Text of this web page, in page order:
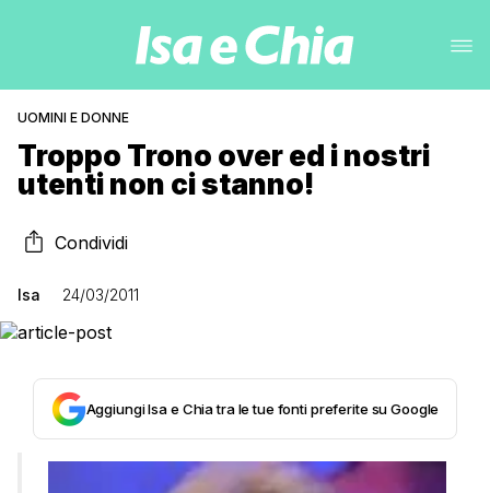
UOMINI E DONNE
Troppo Trono over ed i nostri
utenti non ci stanno!
Condividi
Isa 24/03/2011
Aggiungi Isa e Chia tra le tue fonti preferite su Google